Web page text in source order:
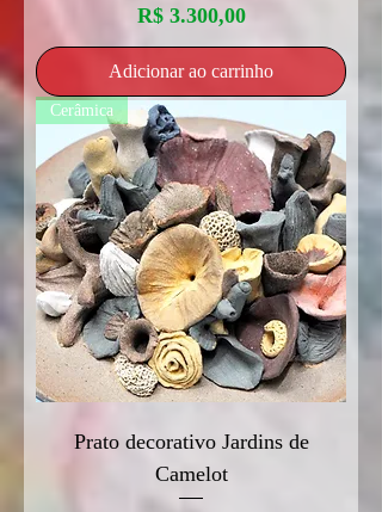
Preço
R$ 3.300,00
Adicionar ao carrinho
Cerâmica
Prato decorativo Jardins de
Camelot